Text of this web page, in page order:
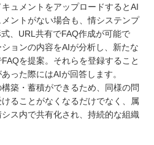
ュメントをアップロードするとAI
ントがない場合も、情システンプ
、URL共有でFAQ作成が可能で
ョンの内容をAIが分析し、新たな
を提案。それらを登録すること
った際にはAIが回答します。
築・蓄積ができるため、同様の問
ることがなくなるだけでなく、属
ス内で共有化され、持続的な組織